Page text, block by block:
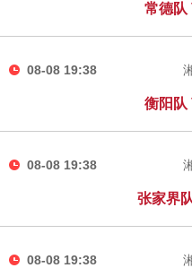
常德队
08-08 19:38
衡阳队
08-08 19:38
张家界
08-08 19:38